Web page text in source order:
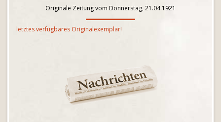
Originale Zeitung vom Donnerstag, 21.04.1921
letztes verfügbares Originalexemplar!